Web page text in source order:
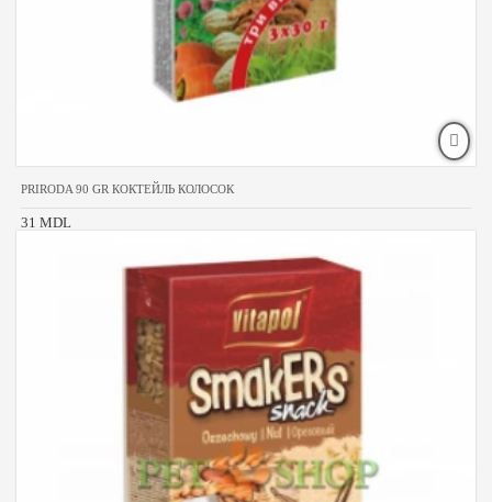
PRIRODA 90 GR КОКТЕЙЛЬ КОЛОСОК
31 MDL